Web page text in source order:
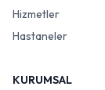
Hizmetler
Hastaneler
KURUMSAL